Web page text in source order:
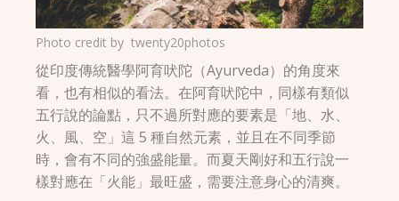
Photo credit by twenty20photos
從印度傳統醫學阿育吠陀（Ayurveda）的角度來
看，也有相似的看法。在阿育吠陀中，同樣有類似
五行說的論點，只不過所對應的要素是「地、水、
火、風、空」這 5 種自然元素，並且在不同季節
時，會有不同的強盛能量。而夏天剛好和五行說一
樣對應在「火能」最旺盛，需要注意身心的清爽。